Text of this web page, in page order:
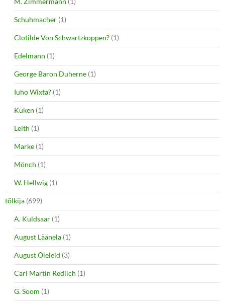
Schuhmacher (1)
Clotilde Von Schwartzkoppen? (1)
Edelmann (1)
George Baron Duherne (1)
Iuho Wixta? (1)
Küken (1)
Leith (1)
Marke (1)
Mönch (1)
W. Hellwig (1)
tõlkija (699)
A. Kuldsaar (1)
August Läänela (1)
August Õieleid (3)
Carl Martin Redlich (1)
G. Soom (1)